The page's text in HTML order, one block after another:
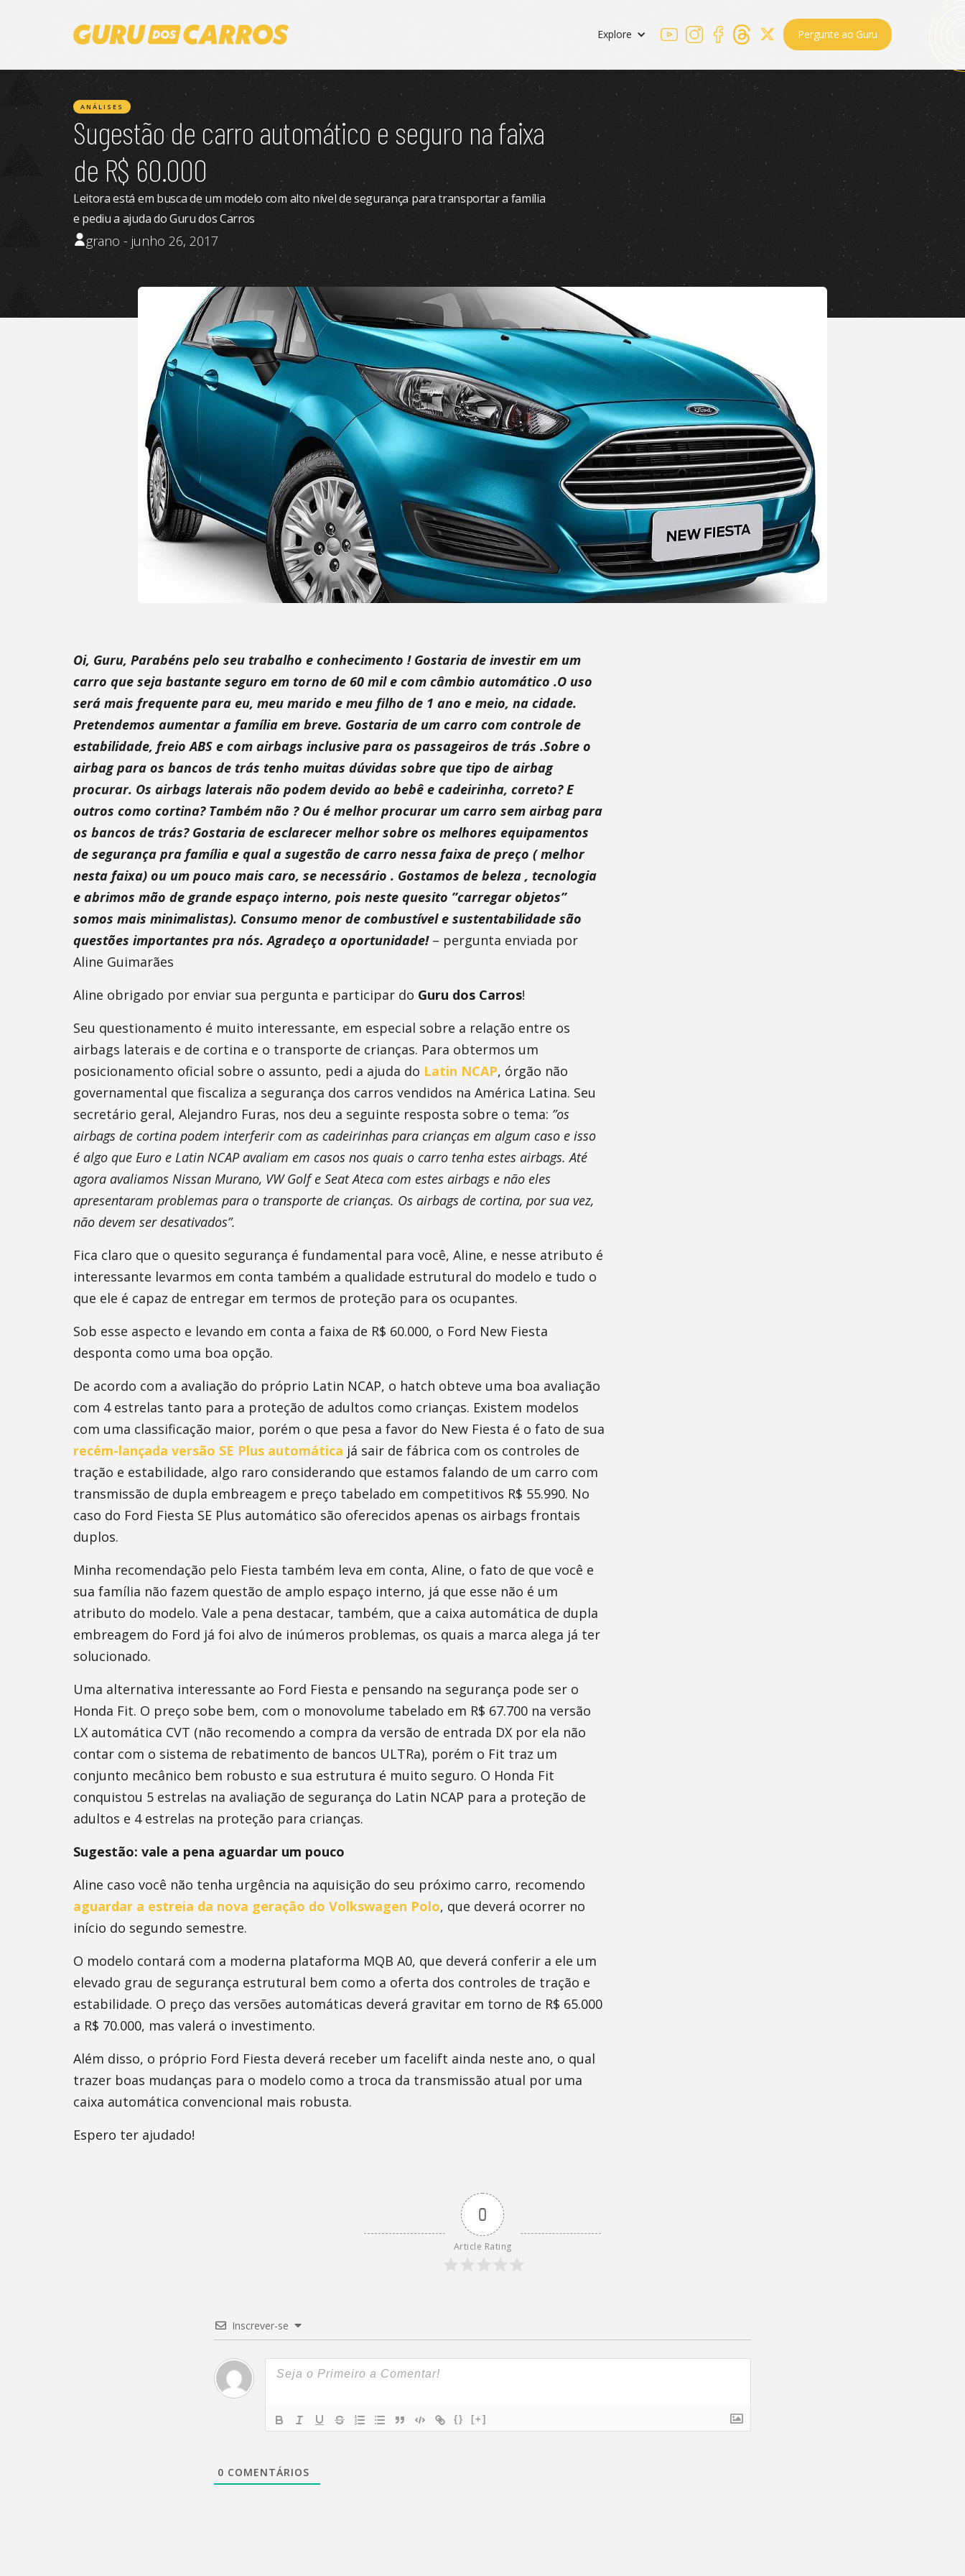
Explore Pergunte ao Guru
ANÁLISES
Sugestão de carro automático e seguro na faixa
de R$ 60.000
Leitora está em busca de um modelo com alto nível de segurança para transportar a família
e pediu a ajuda do Guru dos Carros
grano - junho 26, 2017
Oi, Guru, Parabéns pelo seu trabalho e conhecimento ! Gostaria de investir em um
carro que seja bastante seguro em torno de 60 mil e com câmbio automático .O uso
será mais frequente para eu, meu marido e meu filho de 1 ano e meio, na cidade.
Pretendemos aumentar a família em breve. Gostaria de um carro com controle de
estabilidade, freio ABS e com airbags inclusive para os passageiros de trás .Sobre o
airbag para os bancos de trás tenho muitas dúvidas sobre que tipo de airbag
procurar. Os airbags laterais não podem devido ao bebê e cadeirinha, correto? E
outros como cortina? Também não ? Ou é melhor procurar um carro sem airbag para
os bancos de trás? Gostaria de esclarecer melhor sobre os melhores equipamentos
de segurança pra família e qual a sugestão de carro nessa faixa de preço ( melhor
nesta faixa) ou um pouco mais caro, se necessário . Gostamos de beleza , tecnologia
e abrimos mão de grande espaço interno, pois neste quesito ”carregar objetos”
somos mais minimalistas). Consumo menor de combustível e sustentabilidade são
questões importantes pra nós. Agradeço a oportunidade!– pergunta enviada por
Aline Guimarães
Aline obrigado por enviar sua pergunta e participar do Guru dos Carros!
Seu questionamento é muito interessante, em especial sobre a relação entre os
airbags laterais e de cortina e o transporte de crianças. Para obtermos um
posicionamento oficial sobre o assunto, pedi a ajuda do Latin NCAP, órgão não
governamental que fiscaliza a segurança dos carros vendidos na América Latina. Seu
secretário geral, Alejandro Furas, nos deu a seguinte resposta sobre o tema: ”os
airbags de cortina podem interferir com as cadeirinhas para crianças em algum caso e isso
é algo que Euro e Latin NCAP avaliam em casos nos quais o carro tenha estes airbags. Até
agora avaliamos Nissan Murano, VW Golf e Seat Ateca com estes airbags e não eles
apresentaram problemas para o transporte de crianças. Os airbags de cortina, por sua vez,
não devem ser desativados”.
Fica claro que o quesito segurança é fundamental para você, Aline, e nesse atributo é
interessante levarmos em conta também a qualidade estrutural do modelo e tudo o
que ele é capaz de entregar em termos de proteção para os ocupantes.
Sob esse aspecto e levando em conta a faixa de R$ 60.000, o Ford New Fiesta
desponta como uma boa opção.
De acordo com a avaliação do próprio Latin NCAP, o hatch obteve uma boa avaliação
com 4 estrelas tanto para a proteção de adultos como crianças. Existem modelos
com uma classificação maior, porém o que pesa a favor do New Fiesta é o fato de sua
recém-lançada versão SE Plus automática já sair de fábrica com os controles de
tração e estabilidade, algo raro considerando que estamos falando de um carro com
transmissão de dupla embreagem e preço tabelado em competitivos R$ 55.990. No
caso do Ford Fiesta SE Plus automático são oferecidos apenas os airbags frontais
duplos.
Minha recomendação pelo Fiesta também leva em conta, Aline, o fato de que você e
sua família não fazem questão de amplo espaço interno, já que esse não é um
atributo do modelo. Vale a pena destacar, também, que a caixa automática de dupla
embreagem do Ford já foi alvo de inúmeros problemas, os quais a marca alega já ter
solucionado.
Uma alternativa interessante ao Ford Fiesta e pensando na segurança pode ser o
Honda Fit. O preço sobe bem, com o monovolume tabelado em R$ 67.700 na versão
LX automática CVT (não recomendo a compra da versão de entrada DX por ela não
contar com o sistema de rebatimento de bancos ULTRa), porém o Fit traz um
conjunto mecânico bem robusto e sua estrutura é muito seguro. O Honda Fit
conquistou 5 estrelas na avaliação de segurança do Latin NCAP para a proteção de
adultos e 4 estrelas na proteção para crianças.
Sugestão: vale a pena aguardar um pouco
Aline caso você não tenha urgência na aquisição do seu próximo carro, recomendo
aguardar a estreia da nova geração do Volkswagen Polo, que deverá ocorrer no
início do segundo semestre.
O modelo contará com a moderna plataforma MQB A0, que deverá conferir a ele um
elevado grau de segurança estrutural bem como a oferta dos controles de tração e
estabilidade. O preço das versões automáticas deverá gravitar em torno de R$ 65.000
a R$ 70.000, mas valerá o investimento.
Além disso, o próprio Ford Fiesta deverá receber um facelift ainda neste ano, o qual
trazer boas mudanças para o modelo como a troca da transmissão atual por uma
caixa automática convencional mais robusta.
Espero ter ajudado!
0
Article Rating
Inscrever-se
{} [+]
0 COMENTÁRIOS